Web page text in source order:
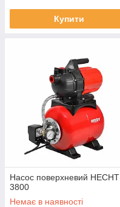
Купити
Насос поверхневий HECHT
3800
Немає в наявності